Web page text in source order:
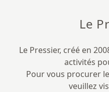
Le
Le Pressier, créé en
activités
Pour vous procurer
veuillez